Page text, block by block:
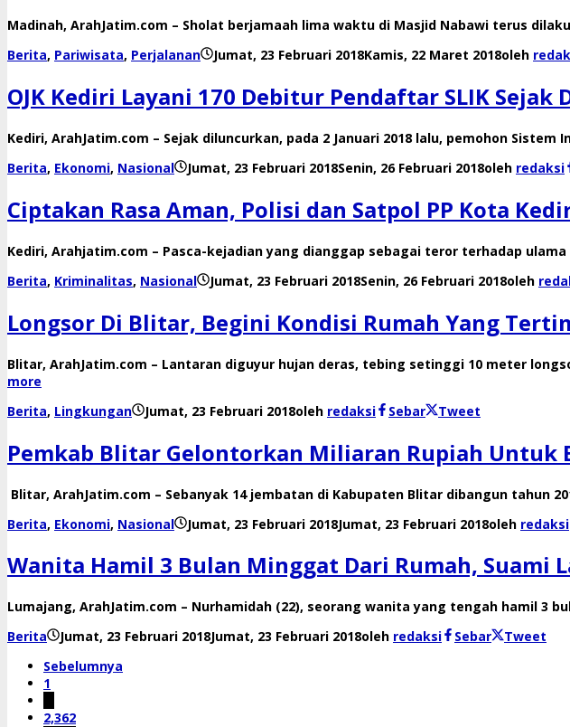
Madinah, ArahJatim.com – Sholat berjamaah lima waktu di Masjid Nabawi terus
Berita, Pariwisata, Perjalanan Jumat, 23 Februari 2018Kamis, 22 Maret 2018oleh
OJK Kediri Layani 170 Debitur Pendaftar SLIK Sejak
Kediri, ArahJatim.com – Sejak diluncurkan, pada 2 Januari 2018 lalu, pemohon
Berita, Ekonomi, Nasional Jumat, 23 Februari 2018Senin, 26 Februari 2018oleh redaksi
Ciptakan Rasa Aman, Polisi dan Satpol PP Kota
Kediri, Arahjatim.com – Pasca-kejadian yang dianggap sebagai teror terhadap
Berita, Kriminalitas, Nasional Jumat, 23 Februari 2018Senin, 26 Februari 2018oleh
Longsor Di Blitar, Begini Kondisi Rumah Yang
Blitar, ArahJatim.com – Lantaran diguyur hujan deras, tebing setinggi 10 meter
more
Berita, Lingkungan Jumat, 23 Februari 2018oleh redaksi Sebar Tweet
Pemkab Blitar Gelontorkan Miliaran Rupiah Untuk
Blitar, ArahJatim.com – Sebanyak 14 jembatan di Kabupaten Blitar dibangun tahun
Berita, Ekonomi, Nasional Jumat, 23 Februari 2018Jumat, 23 Februari 2018oleh redaksi
Wanita Hamil 3 Bulan Minggat Dari Rumah, Suami
Lumajang, ArahJatim.com – Nurhamidah (22), seorang wanita yang tengah hamil 3
Berita
Jumat, 23 Februari 2018Jumat, 23 Februari 2018oleh redaksi Sebar
Tweet
Sebelumnya
1
2,362